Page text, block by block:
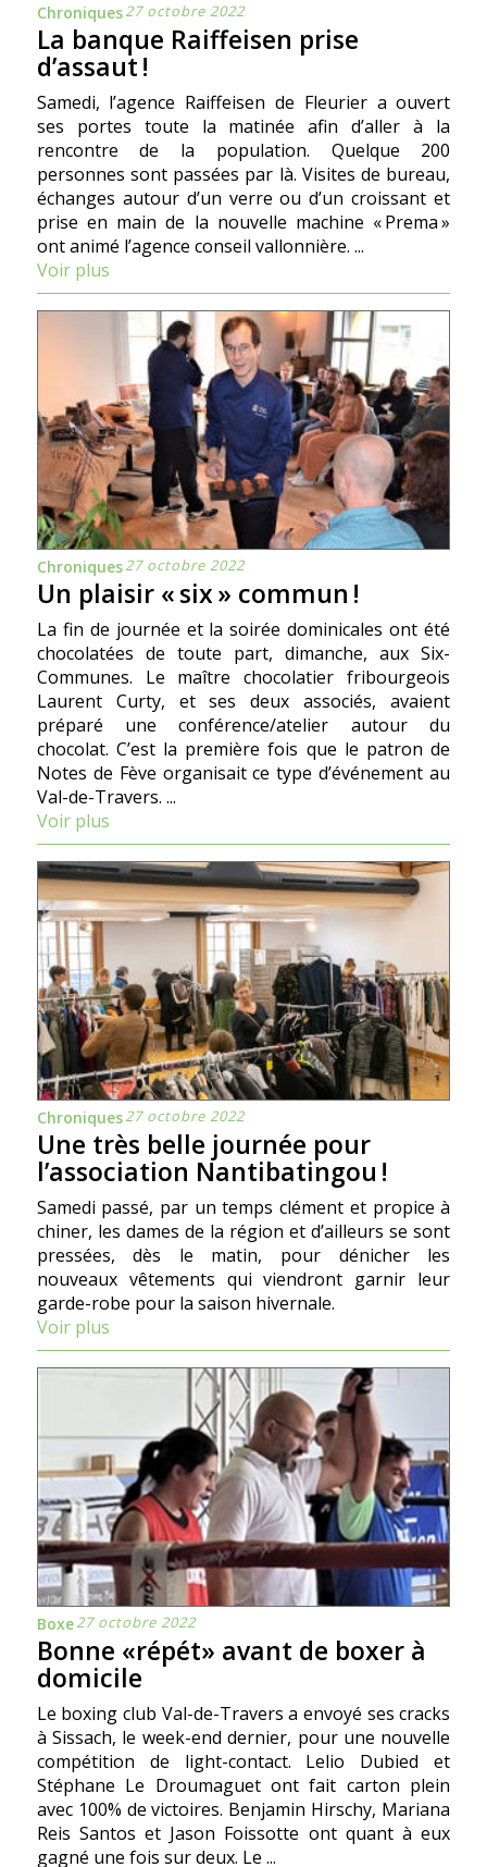
Chroniques27 octobre 2022
La banque Raiffeisen prise
d’assaut !
Samedi, l’agence Raiffeisen de Fleurier a ouvert
ses portes toute la matinée afin d’aller à la
rencontre de la population. Quelque 200
personnes sont passées par là. Visites de bureau,
échanges autour d’un verre ou d’un croissant et
prise en main de la nouvelle machine « Prema »
ont animé l’agence conseil vallonnière. ...
Voir plus
Chroniques27 octobre 2022
Un plaisir « six » commun !
La fin de journée et la soirée dominicales ont été
chocolatées de toute part, dimanche, aux Six-
Communes. Le maître chocolatier fribourgeois
Laurent Curty, et ses deux associés, avaient
préparé une conférence/atelier autour du
chocolat. C’est la première fois que le patron de
Notes de Fève organisait ce type d’événement au
Val-de-Travers. ...
Voir plus
Chroniques27 octobre 2022
Une très belle journée pour
l’association Nantibatingou !
Samedi passé, par un temps clément et propice à
chiner, les dames de la région et d’ailleurs se sont
pressées, dès le matin, pour dénicher les
nouveaux vêtements qui viendront garnir leur
garde-robe pour la saison hivernale.
Voir plus
Boxe27 octobre 2022
Bonne «répét» avant de boxer à
domicile
Le boxing club Val-de-Travers a envoyé ses cracks
à Sissach, le week-end dernier, pour une nouvelle
compétition de light-contact. Lelio Dubied et
Stéphane Le Droumaguet ont fait carton plein
avec 100% de victoires. Benjamin Hirschy, Mariana
Reis Santos et Jason Foissotte ont quant à eux
gagné une fois sur deux. Le ...